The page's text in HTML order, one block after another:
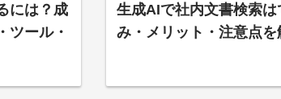
には？成
ツール・
生成AIで社内文書検索は
み・メリット・注意点を